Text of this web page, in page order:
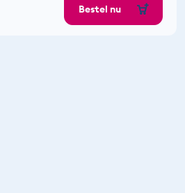
Bestel nu